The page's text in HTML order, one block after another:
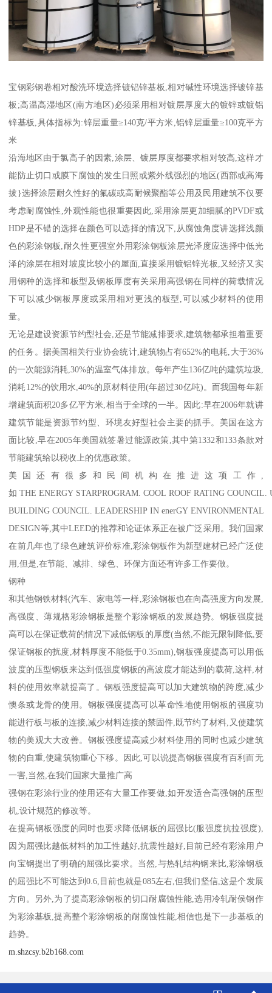
宝钢彩钢卷相对酸洗环境选择镀铝锌基板,相对碱性环境选择镀锌基
板;高温高湿地区(南方地区)必须采用相对镀层厚度大的镀锌或镀铝
锌基板,具体指标为:锌层重量≥140克/平方米,铝锌层重量≥100克平方
米
沿海地区由于氯高子的因素,涂层、镀层厚度都要求相对较高,这样才
能防止切口或膜下腐蚀的发生日照或紫外线强烈的地区(西部或高海
拔}选择涂层耐久性好的氟碳或高耐候聚酯等公用及民用建筑不仅要
考虑耐腐蚀性,外观性能也很重要因此,采用涂层更加细腻的PVDF或
HDP是不错的选择在颜色可以选择的情况下,从腐蚀角度讲选择浅颜
色的彩涂钢板,耐久性更强室外用彩涂钢板涂层光泽度应选择中低光
泽的涂层在相对坡度比较小的屋面,直接采用镀铝锌光板,又经济又实
用钢种的选择和板型及钢板厚度有关采用高强钢在同样的荷载情况
下可以减少钢板厚度或采用相对更浅的板型,可以减少材料的使用
量。
无论是建设资源节约型社会,还是节能减排要求,建筑物都承担着重要
的任务。据美国相关行业协会统计,建筑物占有652%的电耗,大于36%
的一次能源消耗,30%的温室气体排放。每年产生136亿吨的建筑垃圾,
消耗12%的饮用水,40%的原材料使用(年超过30亿吨)。而我国每年新
增建筑面积20多亿平方米,相当于全球的一半。因此:早在2006年就讲
建筑节能是资源节约型、环境友好型社会主要的抓手。美国在这方
面比较,早在2005年美国就签暑过能源政策,其中第1332和133条款对
节能建筑给以税收上的优惠政策。
美国还有很多和民间机构在推进这项工作,
如 THE ENERGY STARPROGRAM. COOL ROOF RATING COUNCIL.
BUILDING COUNCIL. LEADERSHIP IN enerGY ENVIRONMENTAL
DESIGN等,其中LEED的推荐和论证体系正在被广泛采用。我们国家
在前几年也了绿色建筑评价标准,彩涂钢板作为新型建材已经广泛使
用,但是,在节能、减排、绿色、环保方面还有许多工作要做。
钢种
和其他钢铁材料(汽车、家电等一样,彩涂钢板也在向高强度方向发展,
高强度、薄规格彩涂钢板是整个彩涂钢板的发展趋势。钢板强度提
高可以在保证载荷的情况下减低钢板的厚度(当然,不能无限制降低,要
保证钢板的扰度,材料厚度不能低于0.35mm),钢板强度提高可以用低
波度的压型钢板来达到低强度钢板的高波度才能达到的载荷,这样,材
料的使用效率就提高了。钢板强度提高可以加大建筑物的跨度,减少
懊条或龙骨的使用。钢板强度提高可以革命性地使用钢板的强度功
能进行板与板的连接,减少材料连接的禁固件,既节约了材料,又使建筑
物的美观大大改善。钢板强度提高减少材料使用的同时也减少建筑
物的自重,使建筑物重心下移。因此,可以说提高钢板强度有百利而无
一害,当然,在我们国家大量推广高
强钢在彩涂行业的使用还有大量工作要做,如开发适合高强钢的压型
机,设计规范的修改等。
在提高钢板强度的同时也要求降低钢板的屈强比(服强度抗拉强度),
因为屈强比越低材料的加工性越好,抗震性越好,目前已经有彩涂用户
向宝钢提出了明确的屈强比要求。当然,与热轧结构钢来比,彩涂钢板
的屈强比不可能达到0.6,目前也就是085左右,但我们坚信,这是个发展
方向。另外,为了提高彩涂钢板的切口耐腐蚀性能,选用冷轧耐侯钢作
为彩涂基板,提高整个彩涂钢板的耐腐蚀性能,相信也是下一步基板的
趋势。
m.shzcsy.b2b168.com